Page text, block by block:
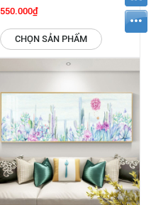
Quê SGP 6142248
550.000₫
CHỌN SẢN PHẨM